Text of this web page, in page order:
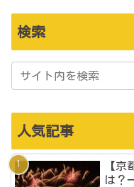
検索
人気記事
【京
は？